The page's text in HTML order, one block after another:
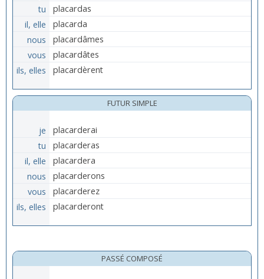
tu
placardas
il, elle
placarda
nous
placardâmes
vous
placardâtes
ils, elles
placardèrent
FUTUR SIMPLE
je
placarderai
tu
placarderas
il, elle
placardera
nous
placarderons
vous
placarderez
ils, elles
placarderont
PASSÉ COMPOSÉ